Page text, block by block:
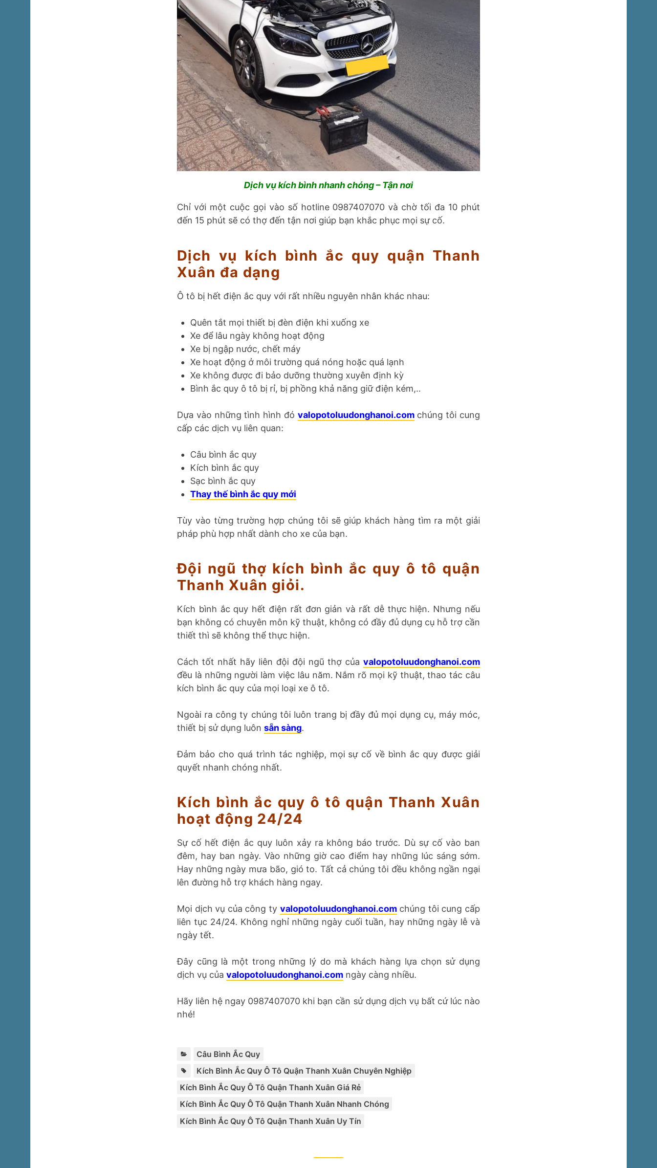
Dịch vụ kích bình nhanh chóng – Tận nơi
Chỉ với một cuộc gọi vào số hotline 0987407070 và chờ tối đa 10 phút
đến 15 phút sẽ có thợ đến tận nơi giúp bạn khắc phục mọi sự cố.
Dịch vụ kích bình ắc quy quận Thanh
Xuân đa dạng
Ô tô bị hết điện ắc quy với rất nhiều nguyên nhân khác nhau:
Quên tắt mọi thiết bị đèn điện khi xuống xe
Xe để lâu ngày không hoạt động
Xe bị ngập nước, chết máy
Xe hoạt động ở môi trường quá nóng hoặc quá lạnh
Xe không được đi bảo dưỡng thường xuyên định kỳ
Bình ắc quy ô tô bị rỉ, bị phồng khả năng giữ điện kém,..
Dựa vào những tình hình đó valopotoluudonghanoi.comchúng tôi cung
cấp các dịch vụ liên quan:
Câu bình ắc quy
Kích bình ắc quy
Sạc bình ắc quy
Thay thế bình ắc quy mới
Tùy vào từng trường hợp chúng tôi sẽ giúp khách hàng tìm ra một giải
pháp phù hợp nhất dành cho xe của bạn.
Đội ngũ thợ kích bình ắc quy ô tô quận
Thanh Xuân giỏi.
Kích bình ắc quy hết điện rất đơn giản và rất dễ thực hiện. Nhưng nếu
bạn không có chuyên môn kỹ thuật, không có đầy đủ dụng cụ hỗ trợ cần
thiết thì sẽ không thể thực hiện.
Cách tốt nhất hãy liên đội đội ngũ thợ của valopotoluudonghanoi.com
đều là những người làm việc lâu năm. Nắm rõ mọi kỹ thuật, thao tác câu
kích bình ắc quy của mọi loại xe ô tô.
Ngoài ra công ty chúng tôi luôn trang bị đầy đủ mọi dụng cụ, máy móc,
thiết bị sử dụng luôn sẵn sàng.
Đảm bảo cho quá trình tác nghiệp, mọi sự cố về bình ắc quy được giải
quyết nhanh chóng nhất.
Kích bình ắc quy ô tô quận Thanh Xuân
hoạt động 24/24
Sự cố hết điện ắc quy luôn xảy ra không báo trước. Dù sự cố vào ban
đêm, hay ban ngày. Vào những giờ cao điểm hay những lúc sáng sớm.
Hay những ngày mưa bão, gió to. Tất cả chúng tôi đều không ngần ngại
lên đường hỗ trợ khách hàng ngay.
Mọi dịch vụ của công ty valopotoluudonghanoi.comchúng tôi cung cấp
liên tục 24/24. Không nghỉ những ngày cuối tuần, hay những ngày lễ và
ngày tết.
Đây cũng là một trong những lý do mà khách hàng lựa chọn sử dụng
dịch vụ của valopotoluudonghanoi.com ngày càng nhiều.
Hãy liên hệ ngay 0987407070 khi bạn cần sử dụng dịch vụ bất cứ lúc nào
nhé!
Câu Bình Ắc Quy
Kích Bình Ắc Quy Ô Tô Quận Thanh Xuân Chuyên Nghiệp
Kích Bình Ắc Quy Ô Tô Quận Thanh Xuân Giá Rẻ
Kích Bình Ắc Quy Ô Tô Quận Thanh Xuân Nhanh Chóng
Kích Bình Ắc Quy Ô Tô Quận Thanh Xuân Uy Tín